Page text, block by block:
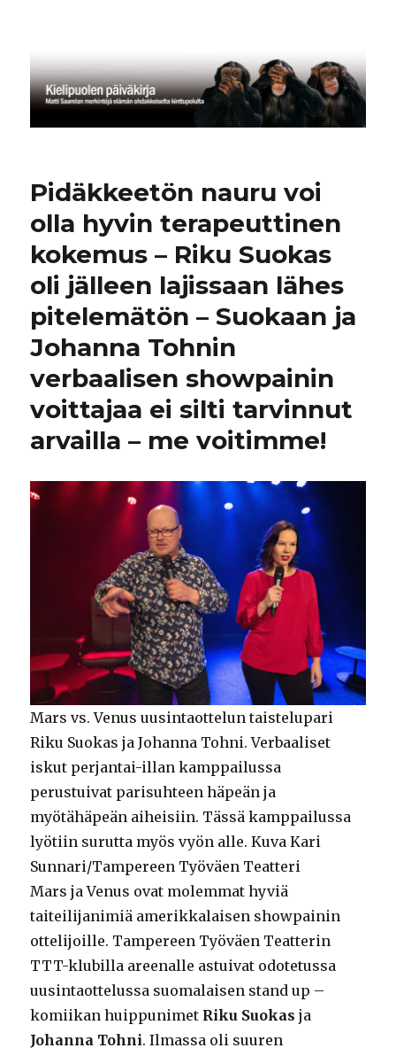
Pidäkkeetön nauru voi
olla hyvin terapeuttinen
kokemus – Riku Suokas
oli jälleen lajissaan lähes
pitelemätön – Suokaan ja
Johanna Tohnin
verbaalisen showpainin
voittajaa ei silti tarvinnut
arvailla – me voitimme!
Mars vs. Venus uusintaottelun taistelupari
Riku Suokas ja Johanna Tohni. Verbaaliset
iskut perjantai-illan kamppailussa
perustuivat parisuhteen häpeän ja
myötähäpeän aiheisiin. Tässä kamppailussa
lyötiin surutta myös vyön alle. Kuva Kari
Sunnari/Tampereen Työväen Teatteri
Mars ja Venus ovat molemmat hyviä
taiteilijanimiä amerikkalaisen showpainin
ottelijoille. Tampereen Työväen Teatterin
TTT-klubilla areenalle astuivat odotetussa
uusintaottelussa suomalaisen stand up –
komiikan huippunimet Riku Suokasja
Johanna Tohni. Ilmassa oli suuren